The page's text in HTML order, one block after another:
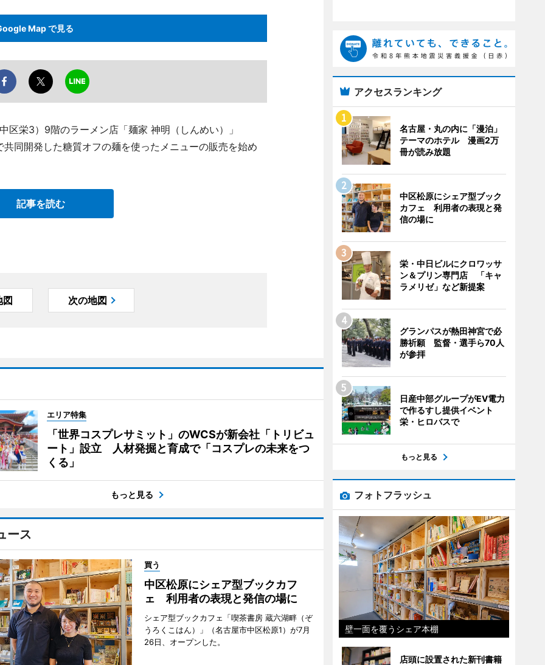
Map で見る
区栄3）9階のラーメン店「麺家 神明（しんめい）」
同開発した糖質オフの麺を使ったメニューの販売を始め
記事を読む
図 次の地図
エリア特集
「世界コスプレサミット」のWCSが新会社「トリビュ
ート」設立 人材発掘と育成で「コスプレの未来をつ
くる」
もっと見る
ース
買う
中区松原にシェア型ブックカフ
ェ 利用者の表現と発信の場に
シェア型ブックカフェ「喫茶書房 蔵六湖畔（ぞ
うろくこはん）」（名古屋市中区松原1）が7月
26日、オープンした。
アクセスランキング
名古屋・丸の内に「漫泊」
テーマのホテル 漫画2万
冊が読み放題
中区松原にシェア型ブック
カフェ 利用者の表現と発
信の場に
栄・中日ビルにクロワッサ
ン＆プリン専門店 「キャ
ラメリゼ」など新提案
グランパスが熱田神宮で必
勝祈願 監督・選手ら70人
が参拝
日産中部グループがEV電力
で作るすし提供イベント
栄・ヒロバスで
もっと見る
フォトフラッシュ
壁一面を覆うシェア本棚
店頭に設置された新刊書籍